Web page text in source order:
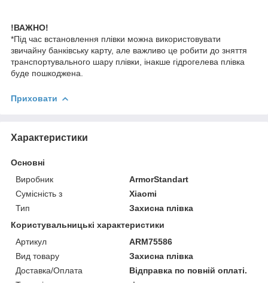
!ВАЖНО!
*Під час встановлення плівки можна використовувати
звичайну банківську карту, але важливо це робити до зняття
транспортувального шару плівки, інакше гідрогелева плівка
буде пошкоджена.
Приховати
Характеристики
Основні
Виробник
ArmorStandart
Сумісність з
Xiaomi
Тип
Захисна плівка
Користувальницькі характеристики
Артикул
ARM75586
Вид товару
Захисна плівка
Доставка/Оплата
Відправка по повній оплаті.